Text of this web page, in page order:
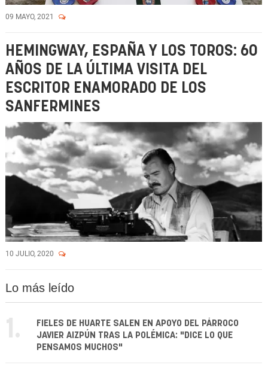
09 MAYO, 2021
HEMINGWAY, ESPAÑA Y LOS TOROS: 60
AÑOS DE LA ÚLTIMA VISITA DEL
ESCRITOR ENAMORADO DE LOS
SANFERMINES
10 JULIO, 2020
Lo más leído
1.
FIELES DE HUARTE SALEN EN APOYO DEL PÁRROCO
JAVIER AIZPÚN TRAS LA POLÉMICA: "DICE LO QUE
PENSAMOS MUCHOS"